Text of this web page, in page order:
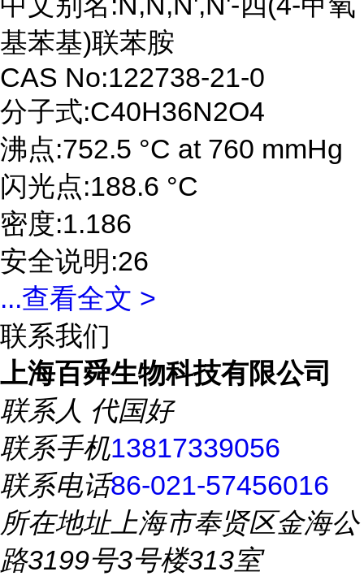
基苯基)联苯胺
CAS No:122738-21-0
分子式:C40H36N2O4
沸点:752.5 °C at 760 mmHg
闪光点:188.6 °C
密度:1.186
安全说明:26
...查看全文 >
联系我们
上海百舜生物科技有限公司
联系人 代国好
联系手机13817339056
联系电话86-021-57456016
所在地址上海市奉贤区金海公
路3199号3号楼313室